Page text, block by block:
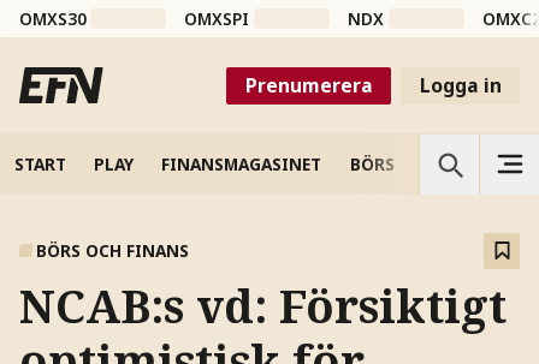
OMXS30 OMXSPI NDX
Prenumerera Logga in
START PLAY FINANSMAGASINET BÖRS VETENSKAP
BÖRS OCH FINANS
NCAB:s vd: Försiktigt